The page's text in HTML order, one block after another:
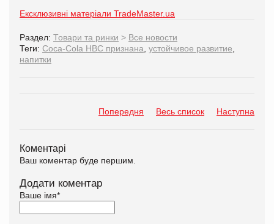
Ексклюзивні матеріали TradeMaster.ua
Раздел: Товари та ринки > Все новости
Теги: Coca-Cola HBC признана устойчивое развитие
напитки
Попередня Весь список Наступна
Коментарі
Ваш коментар буде першим.
Додати коментар
Ваше імя*